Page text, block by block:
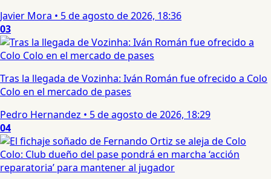
Javier Mora • 5 de agosto de 2026, 18:36
03
Tras la llegada de Vozinha: Iván Román fue ofrecido a Colo
Colo en el mercado de pases
Pedro Hernandez • 5 de agosto de 2026, 18:29
04